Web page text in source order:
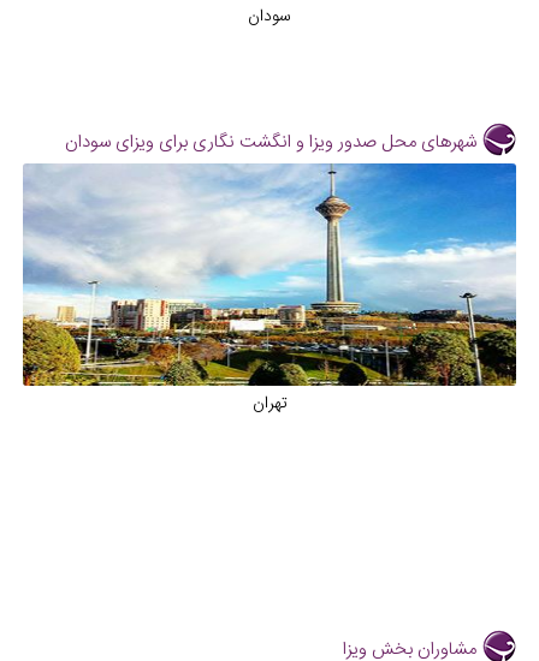
سودان
شهرهای محل صدور ویزا و انگشت نگاری برای ویزای سودان
تهران
مشاوران بخش ویزا